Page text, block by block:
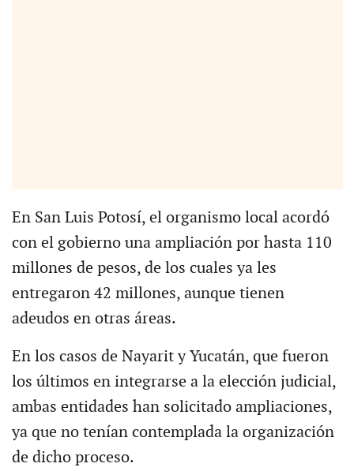
En San Luis Potosí, el organismo local acordó
con el gobierno una ampliación por hasta 110
millones de pesos, de los cuales ya les
entregaron 42 millones, aunque tienen
adeudos en otras áreas.
En los casos de Nayarit y Yucatán, que fueron
los últimos en integrarse a la elección judicial,
ambas entidades han solicitado ampliaciones,
ya que no tenían contemplada la organización
de dicho proceso.